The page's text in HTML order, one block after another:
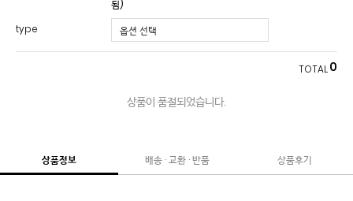
됨)
type
TOTAL0
상품이 품절되었습니다.
상품정보 배송 · 교환 · 반품 상품후기